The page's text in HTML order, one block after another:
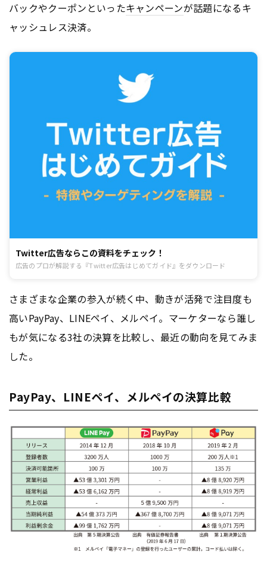
バックやクーポンといったキャンペーンが話題になるキ
ャッシュレス決済。
Twitter広告ならこの資料をチェック！
広告のプロが解説する『Twitter広告はじめてガイド』をダウンロード
さまざまな企業の参入が続く中、動きが活発で注目度も
高いPayPay、LINEペイ、メルペイ。マーケターなら誰し
もが気になる3社の決算を比較し、最近の動向を見てみま
した。
PayPay、LINEペイ、メルペイの決算比較